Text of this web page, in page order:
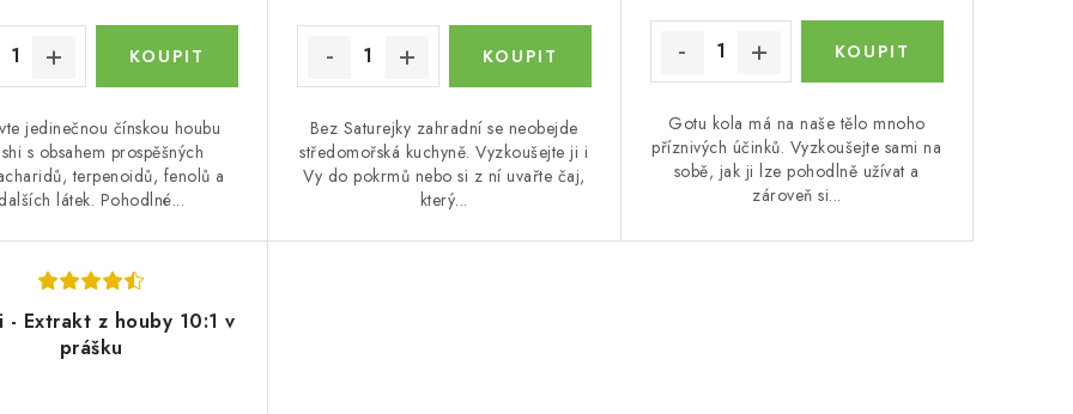
jedinečnou čínskou houbu
s obsahem prospěšných
terpenoidů, fenolů a
dalších látek. Pohodlné...
Bez Saturejky zahradní se neobejde
středomořská kuchyně. Vyzkoušejte ji i
Vy do pokrmů nebo si z ní uvařte čaj,
který...
Gotu kola má na naše tělo mnoho
příznivých účinků. Vyzkoušejte sami na
sobě, jak ji lze pohodlně užívat a
zároveň si...
- Extrakt z houby 10:1 v
prášku